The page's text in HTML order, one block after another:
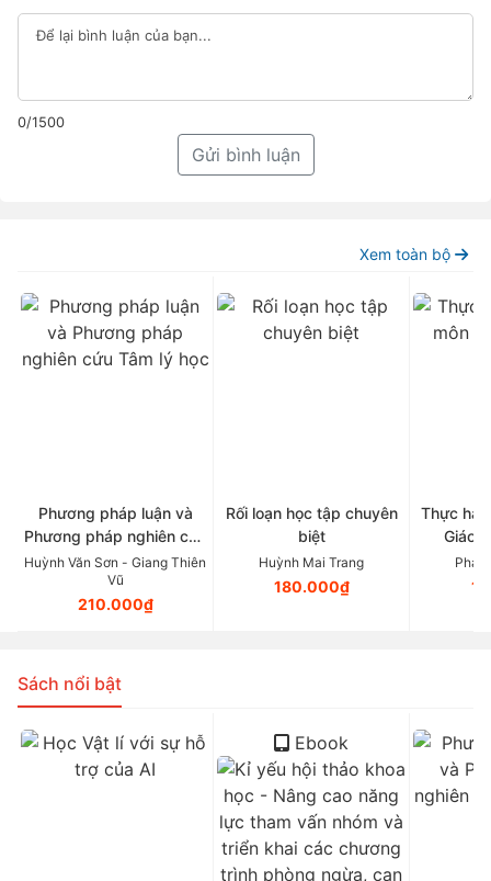
0/1500
Gửi bình luận
Xem toàn bộ
Phương pháp luận và
Phương pháp nghiên cứu
Tâm lý học
Huỳnh Văn Sơn - Giang Thiên
Vũ
210.000₫
Rối loạn học tập chuyên
biệt
Huỳnh Mai Trang
180.000₫
Thực
Giáo
Phan
Sách nổi bật
Ebook